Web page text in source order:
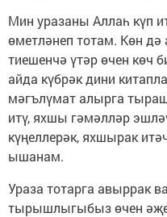
Мин уразаны Аллаһ күп
өметләнеп тотам. Көн
тиешенчә үтәр өчен көч
айда күбрәк дини
мәгълүмат алырга
итү, яхшы гәмәлләр
күңеллерәк, яхшырак
ышанам.
Ураза тотарга авыррак
тырышлыгыбыз өчен